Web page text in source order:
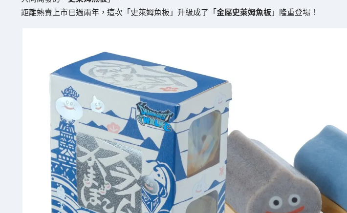
距離熱賣上市已過兩年，這次「史萊姆魚板」升級成了「金屬史萊姆魚板」隆重登場！